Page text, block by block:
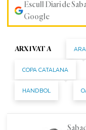
Escull Diari de
Google
ARXIVAT A ARA
COPA CATALANA
HANDBOL